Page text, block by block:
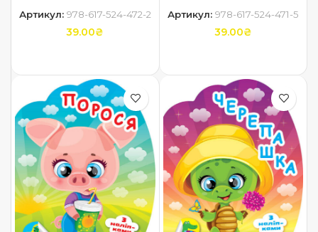
Артикул: 978-617-524-472-2
39.00₴
Артикул: 978-617-524-471-5
39.00₴